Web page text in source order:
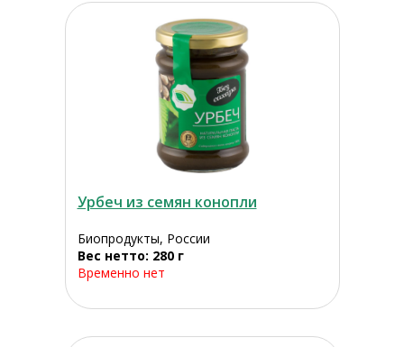
Урбеч из семян конопли
Биопродукты, России
Вес нетто: 280 г
Временно нет